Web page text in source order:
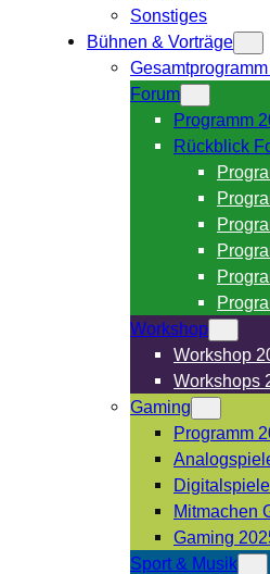
Sonstiges
Bühnen & Vorträge
Forum
Programm
Rückblick
Workshop
Workshop
Workshops
Gaming
Programm
Digitalspiele
Mitmachen
Gaming
Sport & Musik